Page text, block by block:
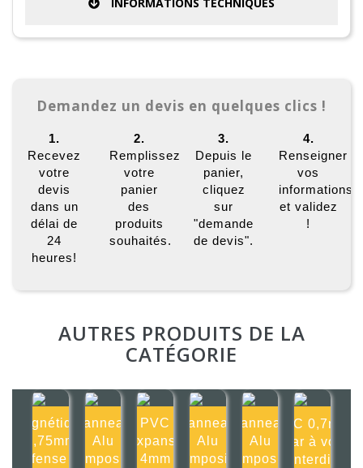
Demandez un devis en quelques clics !
1.
Recevez
votre
devis
dans un
délai de
24
heures!
2.
Remplissez
votre
panier
des
produits
souhaités.
3.
Depuis le
panier,
cliquez
sur
"demande
de devis".
4.
Renseigner
vos
informations
et validez
!
AUTRES PRODUITS DE LA
CATÉGORIE
Magnétique
0,75mm
Défense de
Panneau
Alu
composite
PVC
Expansé
4mm
Panneau
Alu
composite
Panneau
Alu
composite
PVC 0,7mm
Char à voile
interdit